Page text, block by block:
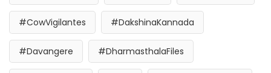
#CowVigilantes #DakshinaKannada
#Davangere #DharmasthalaFiles